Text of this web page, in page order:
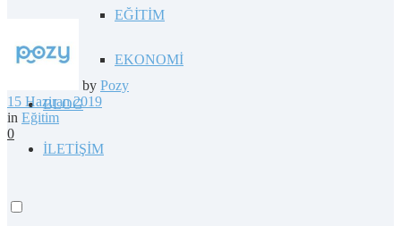
EĞİTİM
EKONOMİ
BLOG
İLETİŞİM
by Pozy
15 Haziran 2019
in Eğitim
0